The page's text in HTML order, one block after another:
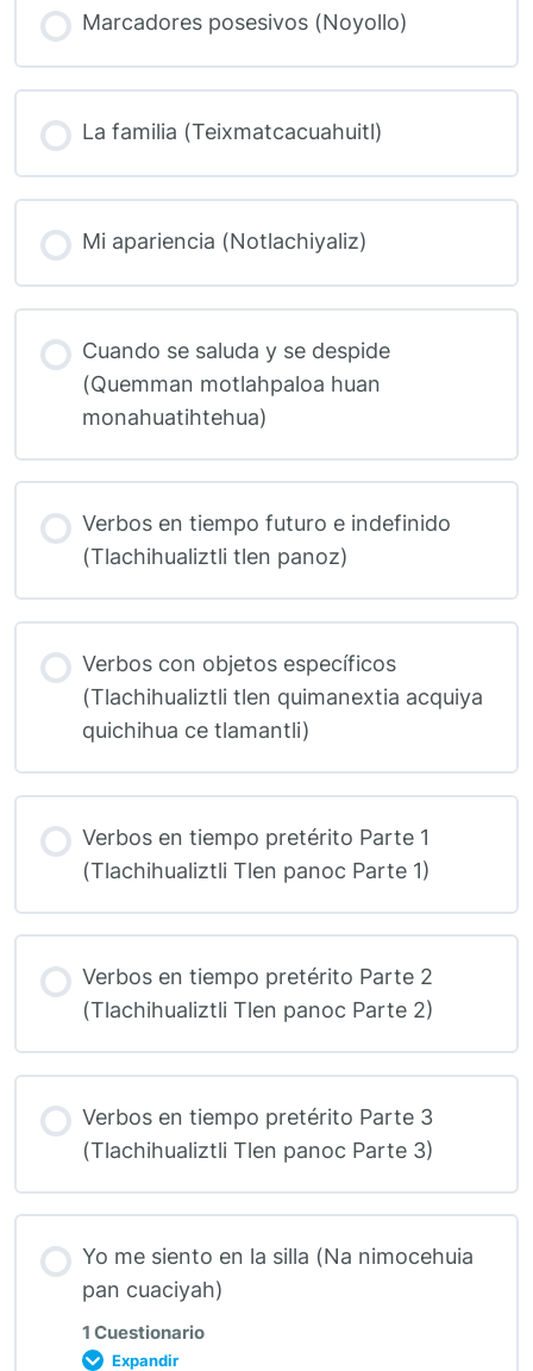
Marcadores posesivos (Noyollo)
La familia (Teixmatcacuahuitl)
Mi apariencia (Notlachiyaliz)
Cuando se saluda y se despide
(Quemman motlahpaloa huan
monahuatihtehua)
Verbos en tiempo futuro e indefinido
(Tlachihualiztli tlen panoz)
Verbos con objetos específicos
(Tlachihualiztli tlen quimanextia acquiya
quichihua ce tlamantli)
Verbos en tiempo pretérito Parte 1
(Tlachihualiztli Tlen panoc Parte 1)
Verbos en tiempo pretérito Parte 2
(Tlachihualiztli Tlen panoc Parte 2)
Verbos en tiempo pretérito Parte 3
(Tlachihualiztli Tlen panoc Parte 3)
Yo me siento en la silla (Na nimocehuia
pan cuaciyah)
1 Cuestionario
Expandir